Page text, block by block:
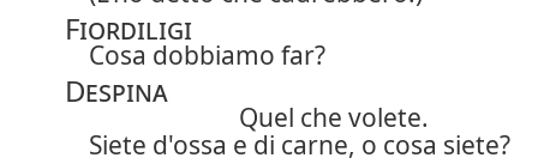
Fiordiligi
Cosa dobbiamo far?
Despina
Quel che volete.
Siete d'ossa e di carne, o cosa siete?